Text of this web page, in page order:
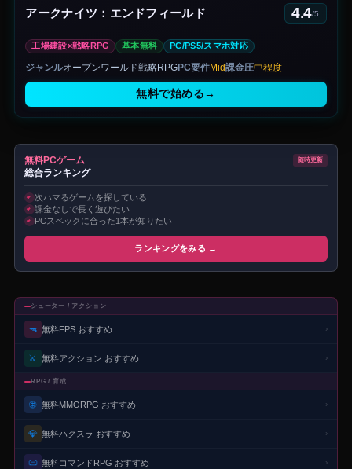
アークナイツ：エンドフィールド 4.4/5
工場建設×戦略RPG 基本無料 PC/PS5/スマホ対応
ジャンルオープンワールド戦略RPGPC要件Mid課金圧中程度
無料で始める →
無料PCゲーム
総合ランキング
随時更新
次ハマるゲームを探している
課金なしで長く遊びたい
PCスペックに合った1本が知りたい
ランキングをみる →
シューター / アクション
🔫 無料FPS おすすめ ›
⚔️ 無料アクション おすすめ ›
RPG / 育成
🌐 無料MMORPG おすすめ ›
💎 無料ハクスラ おすすめ ›
📜 無料コマンドRPG おすすめ ›